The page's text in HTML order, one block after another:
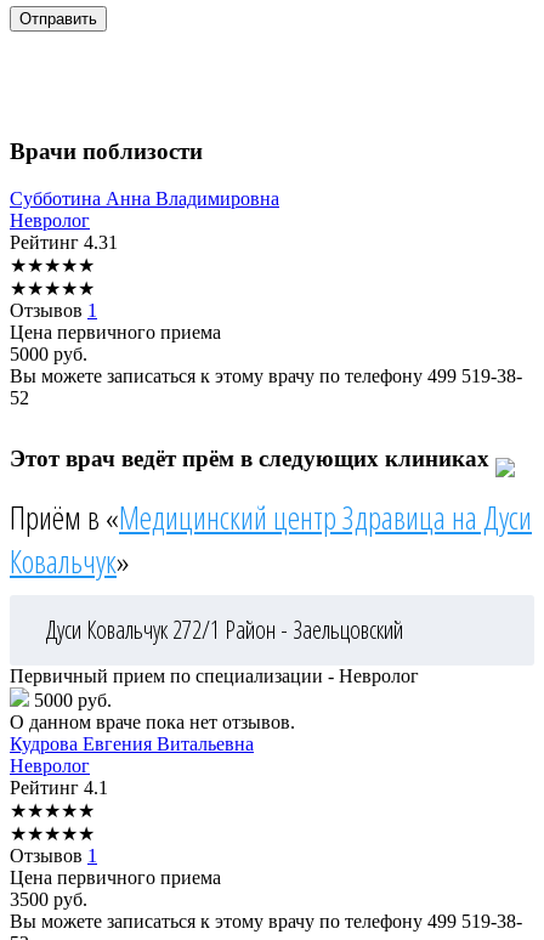
Врачи поблизости
Субботина Анна Владимировна
Невролог
Рейтинг 4.31
★★★★★
★★★★★
Отзывов 1
Цена первичного приема
5000 руб.
Вы можете записаться к этому врачу по телефону 499 519-38-
52
Этот врач ведёт прём в следующих клиниках
Приём в «Медицинский центр Здравица на Дуси
Ковальчук»
Дуси Ковальчук 272/1 Район - Заельцовский
Первичный прием по специализации - Невролог
5000 руб.
О данном враче пока нет отзывов.
Кудрова Евгения Витальевна
Невролог
Рейтинг 4.1
★★★★★
★★★★★
Отзывов 1
Цена первичного приема
3500 руб.
Вы можете записаться к этому врачу по телефону 499 519-38-